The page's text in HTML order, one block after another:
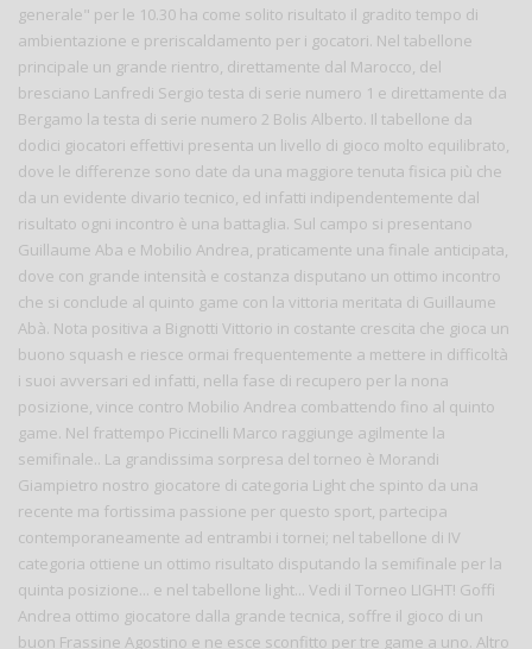
generale" per le 10.30 ha come solito risultato il gradito tempo di
ambientazione e preriscaldamento per i gocatori. Nel tabellone
principale un grande rientro, direttamente dal Marocco, del
bresciano Lanfredi Sergio testa di serie numero 1 e direttamente da
Bergamo la testa di serie numero 2 Bolis Alberto. Il tabellone da
dodici giocatori effettivi presenta un livello di gioco molto equilibrato,
dove le differenze sono date da una maggiore tenuta fisica più che
da un evidente divario tecnico, ed infatti indipendentemente dal
risultato ogni incontro è una battaglia. Sul campo si presentano
Guillaume Aba e Mobilio Andrea, praticamente una finale anticipata,
dove con grande intensità e costanza disputano un ottimo incontro
che si conclude al quinto game con la vittoria meritata di Guillaume
Abà. Nota positiva a Bignotti Vittorio in costante crescita che gioca un
buono squash e riesce ormai frequentemente a mettere in difficoltà
i suoi avversari ed infatti, nella fase di recupero per la nona
posizione, vince contro Mobilio Andrea combattendo fino al quinto
game. Nel frattempo Piccinelli Marco raggiunge agilmente la
semifinale.. La grandissima sorpresa del torneo è Morandi
Giampietro nostro giocatore di categoria Light che spinto da una
recente ma fortissima passione per questo sport, partecipa
contemporaneamente ad entrambi i tornei; nel tabellone di IV
categoria ottiene un ottimo risultato disputando la semifinale per la
quinta posizione... e nel tabellone light... Vedi il Torneo LIGHT! Goffi
Andrea ottimo giocatore dalla grande tecnica, soffre il gioco di un
buon Frassine Agostino e ne esce sconfitto per tre game a uno. Altro